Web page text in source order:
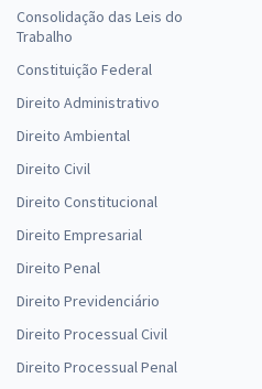
Consolidação das Leis do
Trabalho
Constituição Federal
Direito Administrativo
Direito Ambiental
Direito Civil
Direito Constitucional
Direito Empresarial
Direito Penal
Direito Previdenciário
Direito Processual Civil
Direito Processual Penal